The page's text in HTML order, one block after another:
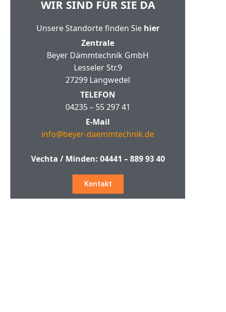
WIR SIND FÜR SIE DA
Unsere Standorte finden Sie hier
Zentrale
Beyer Dämmtechnik GmbH
Lesseler Str.9
27299 Langwedel
TELEFON
04235 – 55 297 41
E-Mail
info@beyer-daemmtechnik.de
Vechta / Minden: 04441 – 889 93 40
Kontakt